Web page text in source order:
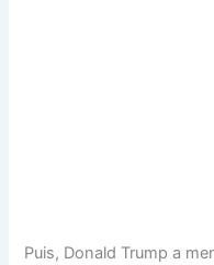
Puis, Donald Trump a